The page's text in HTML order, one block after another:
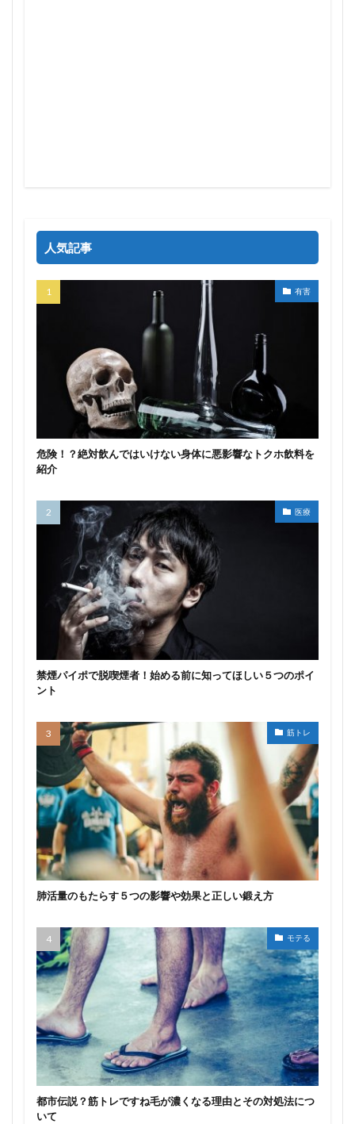
人気記事
有害
危険！？絶対飲んではいけない身体に悪影響なトクホ飲料を
紹介
医療
禁煙パイポで脱喫煙者！始める前に知ってほしい５つのポイ
ント
筋トレ
肺活量のもたらす５つの影響や効果と正しい鍛え方
モテる
都市伝説？筋トレですね毛が濃くなる理由とその対処法につ
いて